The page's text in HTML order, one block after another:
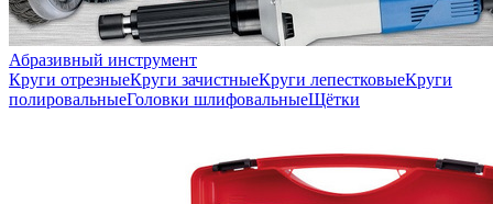
Абразивный инструмент
Круги отрезныеКруги зачистныеКруги лепестковыеКруги
полировальныеГоловки шлифовальныеЩётки